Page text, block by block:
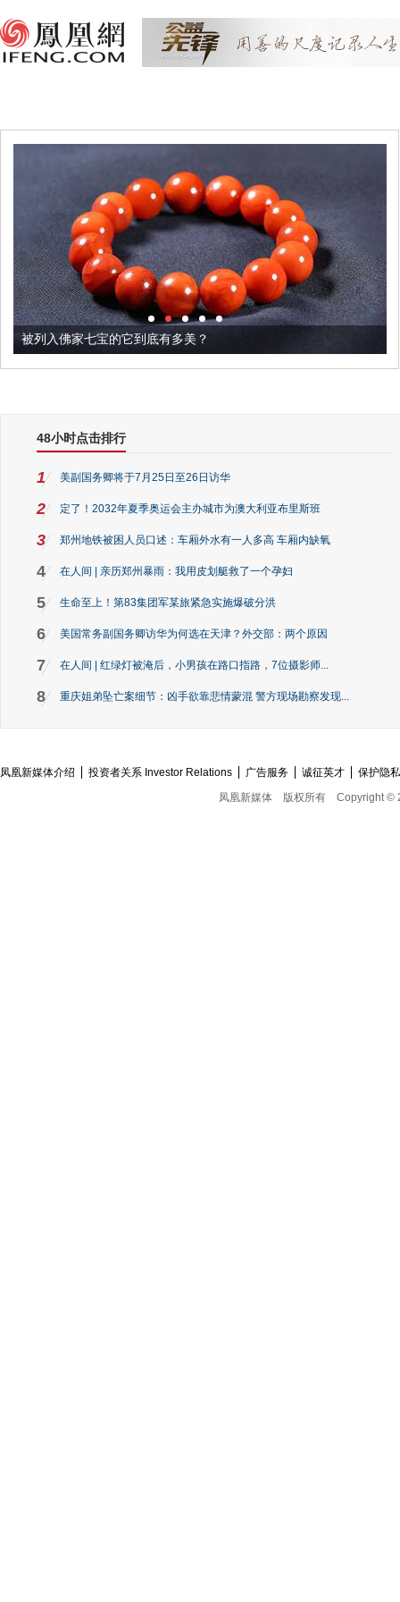
被列入佛家七宝的它到底有多美？
48小时点击排行
1 美副国务卿将于7月25日至26日访华
2 定了！2032年夏季奥运会主办城市为澳大利亚布里斯班
3 郑州地铁被困人员口述：车厢外水有一人多高 车厢内缺氧
4 在人间 | 亲历郑州暴雨：我用皮划艇救了一个孕妇
5 生命至上！第83集团军某旅紧急实施爆破分洪
6 美国常务副国务卿访华为何选在天津？外交部：两个原因
7 在人间 | 红绿灯被淹后，小男孩在路口指路，7位摄影师...
8 重庆姐弟坠亡案细节：凶手欲靠悲情蒙混 警方现场勘察发现...
凤凰新媒体介绍 投资者关系 Investor Relations 广告服务 诚征英才
保护隐
凤凰新媒体
版权所有 Copyright ©